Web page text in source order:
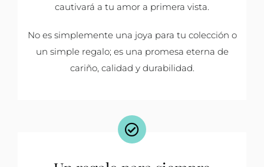
cautivará a tu amor a primera vista.
No es simplemente una joya para tu colección o
un simple regalo; es una promesa eterna de
cariño, calidad y durabilidad.